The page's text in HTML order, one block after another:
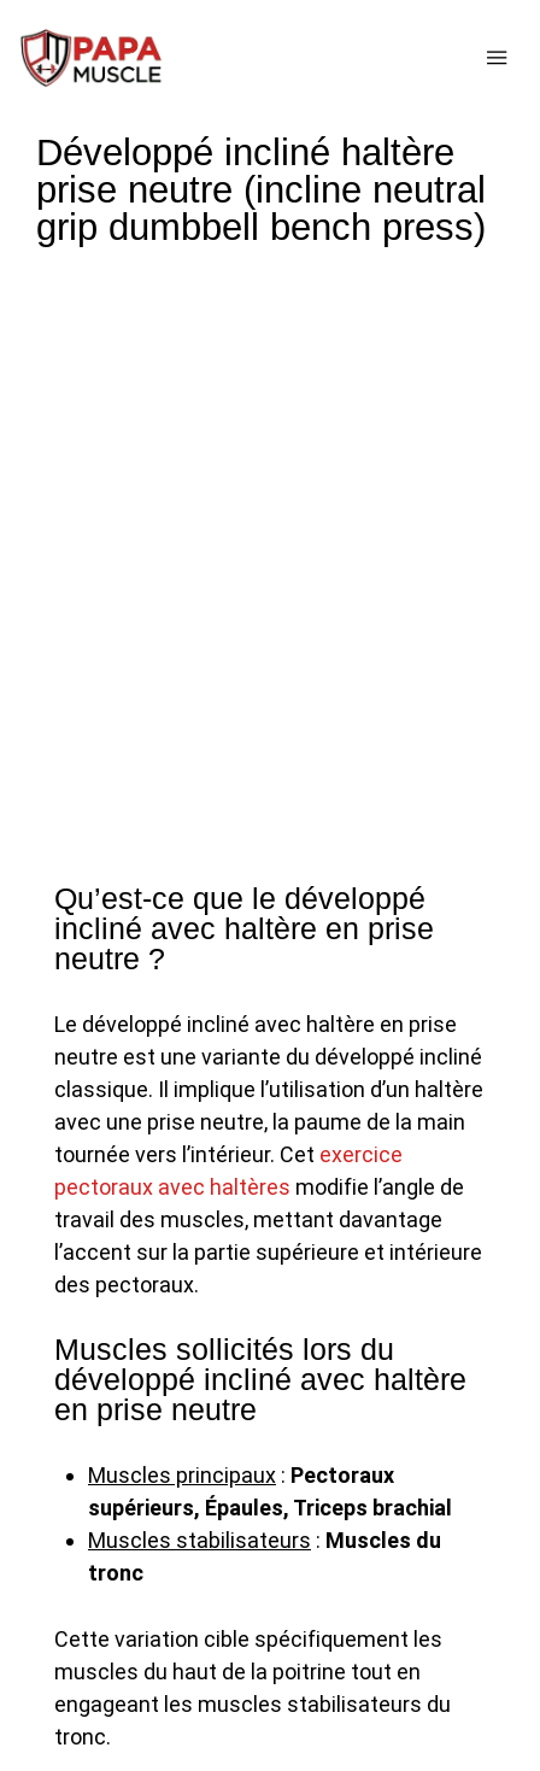
passer
principalDéveloppé incliné haltère
prise neutre (incline neutral
grip dumbbell bench press)
Qu’est-ce que le développé
incliné avec haltère en prise
neutre ?
Le développé incliné avec haltère en prise
neutre est une variante du développé incliné
classique. Il implique l’utilisation d’un haltère
avec une prise neutre, la paume de la main
tournée vers l’intérieur. Cet exercice
pectoraux avec haltères modifie l’angle de
travail des muscles, mettant davantage
l’accent sur la partie supérieure et intérieure
des pectoraux.
Muscles sollicités lors du
développé incliné avec haltère
en prise neutre
Muscles principaux : Pectoraux
supérieurs, Épaules, Triceps brachial
Muscles stabilisateurs : Muscles du
tronc
Cette variation cible spécifiquement les
muscles du haut de la poitrine tout en
engageant les muscles stabilisateurs du
tronc.